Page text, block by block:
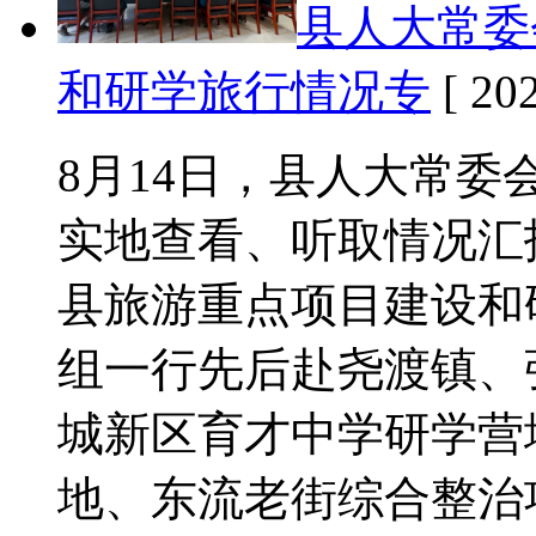
县人大常
和研学旅行情况专 [
8月14日，县人大常委
实地查看、听取情况
县旅游重点项目建设
组一行先后赴尧渡镇
城新区育才中学研学
地、东流老街综合整